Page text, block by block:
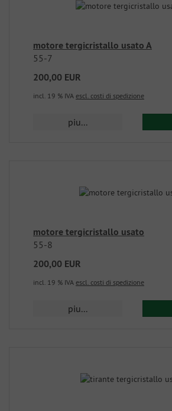
motore tergicristallo usato A
55-7
200,00 EUR
incl. 19 % IVA escl. costi di spedizione
piu...
motore tergicristallo usato
55-8
200,00 EUR
incl. 19 % IVA escl. costi di spedizione
piu...